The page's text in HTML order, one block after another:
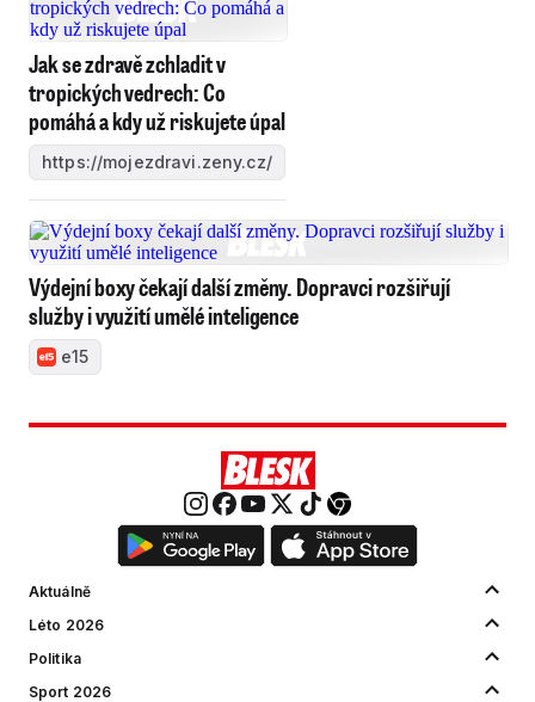
Jak se zdravě zchladit v
tropických vedrech: Co
pomáhá a kdy už riskujete úpal
https://mojezdravi.zeny.cz/
Výdejní boxy čekají další změny. Dopravci rozšiřují
služby i využití umělé inteligence
e15
Aktuálně
Léto 2026
Politika
Sport 2026